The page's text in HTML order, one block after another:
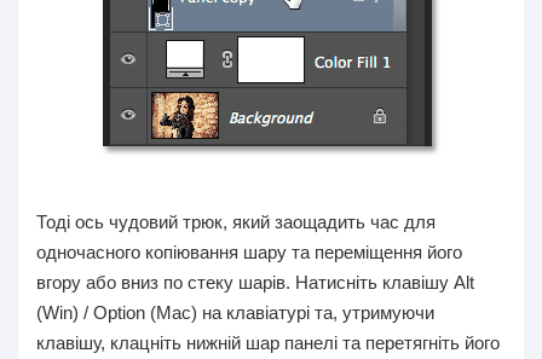
Тоді ось чудовий трюк, який заощадить час для
одночасного копіювання шару та переміщення його
вгору або вниз по стеку шарів. Натисніть клавішу Alt
(Win) / Option (Mac) на клавіатурі та, утримуючи
клавішу, клацніть нижній шар панелі та перетягніть його